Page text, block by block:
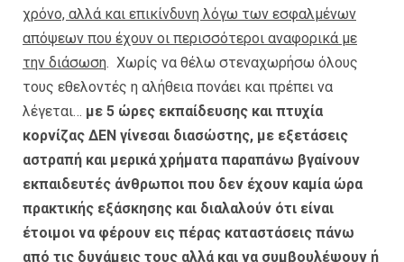
χρόνο, αλλά και επικίνδυνη λόγω των εσφαλμένων
απόψεων που έχουν οι περισσότεροι αναφορικά με
την διάσωση. Χωρίς να θέλω στεναχωρήσω όλους
τους εθελοντές η αλήθεια πονάει και πρέπει να
λέγεται… με 5 ώρες εκπαίδευσης και πτυχία
κορνίζας ΔΕΝ γίνεσαι διασώστης, με εξετάσεις
αστραπή και μερικά χρήματα παραπάνω βγαίνουν
εκπαιδευτές άνθρωποι που δεν έχουν καμία ώρα
πρακτικής εξάσκησης και διαλαλούν ότι είναι
έτοιμοι να φέρουν εις πέρας καταστάσεις πάνω
από τις δυνάμεις τους αλλά και να συμβουλέψουν ή